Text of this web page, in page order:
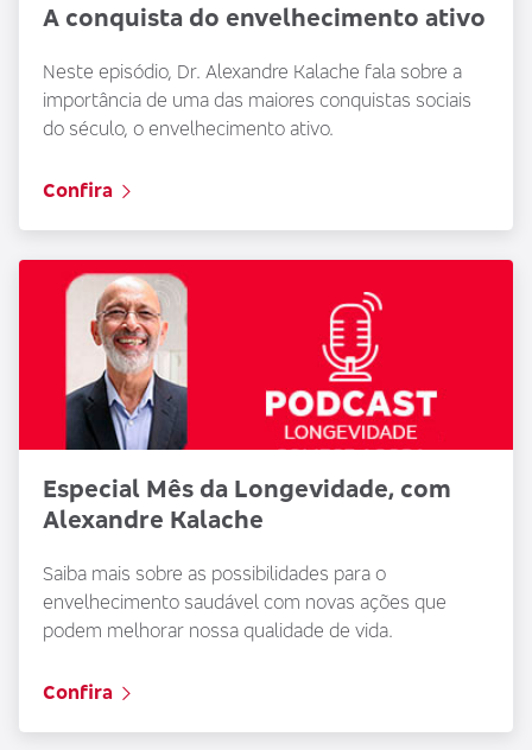
A conquista do envelhecimento ativo
Neste episódio, Dr. Alexandre Kalache fala sobre a
importância de uma das maiores conquistas sociais
do século, o envelhecimento ativo.
Confira
Especial Mês da Longevidade, com
Alexandre Kalache
Saiba mais sobre as possibilidades para o
envelhecimento saudável com novas ações que
podem melhorar nossa qualidade de vida.
Confira